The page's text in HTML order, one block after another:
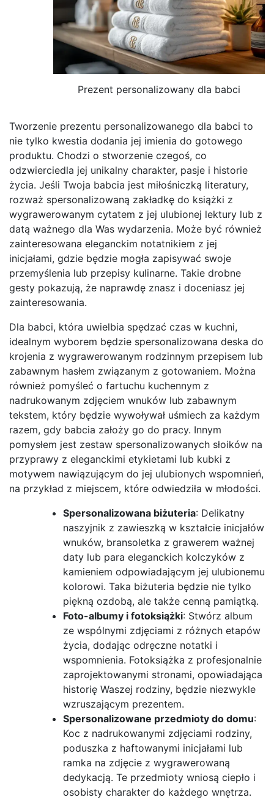
Prezent personalizowany dla babci
Tworzenie prezentu personalizowanego dla babci to
nie tylko kwestia dodania jej imienia do gotowego
produktu. Chodzi o stworzenie czegoś, co
odzwierciedla jej unikalny charakter, pasje i historie
życia. Jeśli Twoja babcia jest miłośniczką literatury,
rozważ spersonalizowaną zakładkę do książki z
wygrawerowanym cytatem z jej ulubionej lektury lub z
datą ważnego dla Was wydarzenia. Może być również
zainteresowana eleganckim notatnikiem z jej
inicjałami, gdzie będzie mogła zapisywać swoje
przemyślenia lub przepisy kulinarne. Takie drobne
gesty pokazują, że naprawdę znasz i doceniasz jej
zainteresowania.
Dla babci, która uwielbia spędzać czas w kuchni,
idealnym wyborem będzie spersonalizowana deska do
krojenia z wygrawerowanym rodzinnym przepisem lub
zabawnym hasłem związanym z gotowaniem. Można
również pomyśleć o fartuchu kuchennym z
nadrukowanym zdjęciem wnuków lub zabawnym
tekstem, który będzie wywoływał uśmiech za każdym
razem, gdy babcia założy go do pracy. Innym
pomysłem jest zestaw spersonalizowanych słoików na
przyprawy z eleganckimi etykietami lub kubki z
motywem nawiązującym do jej ulubionych wspomnień,
na przykład z miejscem, które odwiedziła w młodości.
Spersonalizowana biżuteria: Delikatny
naszyjnik z zawieszką w kształcie inicjałów
wnuków, bransoletka z grawerem ważnej
daty lub para eleganckich kolczyków z
kamieniem odpowiadającym jej ulubionemu
kolorowi. Taka biżuteria będzie nie tylko
piękną ozdobą, ale także cenną pamiątką.
Foto-albumy i fotoksiążki: Stwórz album
ze wspólnymi zdjęciami z różnych etapów
życia, dodając odręczne notatki i
wspomnienia. Fotoksiążka z profesjonalnie
zaprojektowanymi stronami, opowiadająca
historię Waszej rodziny, będzie niezwykle
wzruszającym prezentem.
Spersonalizowane przedmioty do domu:
Koc z nadrukowanymi zdjęciami rodziny,
poduszka z haftowanymi inicjałami lub
ramka na zdjęcie z wygrawerowaną
dedykacją. Te przedmioty wniosą ciepło i
osobisty charakter do każdego wnętrza.